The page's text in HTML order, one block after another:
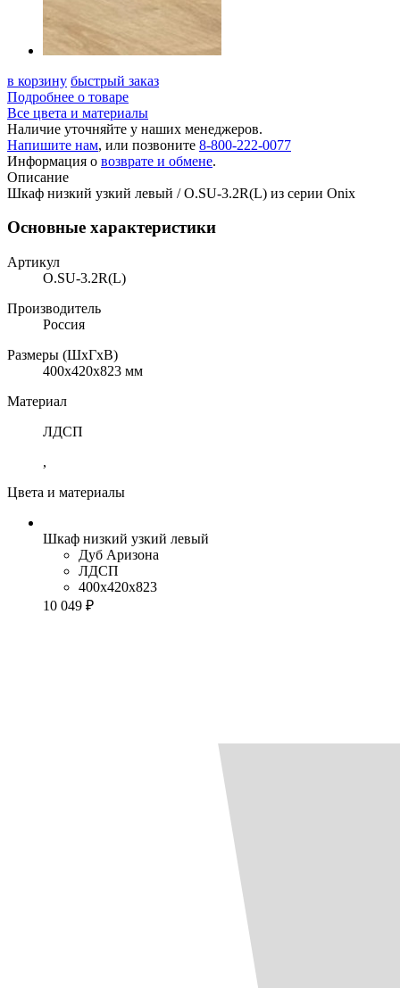
в корзину быстрый заказ
Подробнее о товаре
Все цвета и материалы
Наличие уточняйте у наших менеджеров.
Напишите нам, или позвоните 8-800-222-0077
Информация о возврате и обмене.
Описание
Шкаф низкий узкий левый / O.SU-3.2R(L) из серии Onix
Основные характеристики
Артикул
O.SU-3.2R(L)
Производитель
Россия
Размеры (ШхГхВ)
400x420x823 мм
Материал
ЛДСП
,
Цвета и материалы
Шкаф низкий узкий левый
Дуб Аризона
ЛДСП
400x420x823
10 049 ₽